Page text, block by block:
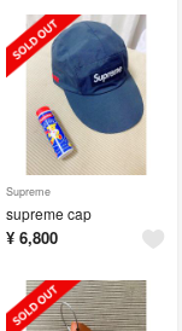
Supreme
supreme cap
¥ 6,800